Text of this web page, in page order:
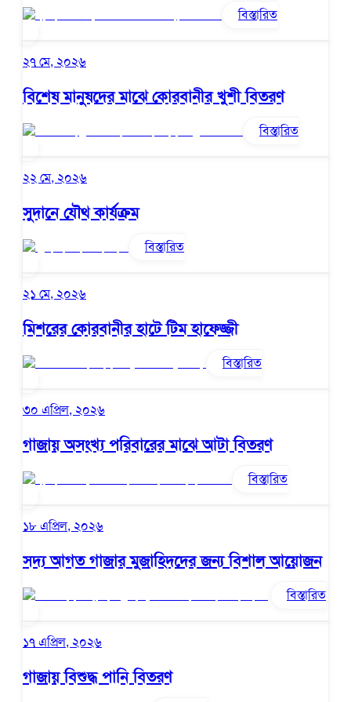
বিস্তারিত
২৭ মে, ২০২৬
বিশেষ মানুষদের মাঝে কোরবানীর খুশী বিতরণ
বিস্তারিত
২২ মে, ২০২৬
সুদানে যৌথ কার্যক্রম
বিস্তারিত
২১ মে, ২০২৬
মিশরের কোরবানীর হাটে টিম হাফেজ্জী
বিস্তারিত
৩০ এপ্রিল, ২০২৬
গাজায় অসংখ্য পরিবারের মাঝে আটা বিতরণ
বিস্তারিত
১৮ এপ্রিল, ২০২৬
সদ্য আগত গাজার মুজাহিদদের জন্য বিশাল আয়োজন
বিস্তারিত
১৭ এপ্রিল, ২০২৬
গাজায় বিশুদ্ধ পানি বিতরণ